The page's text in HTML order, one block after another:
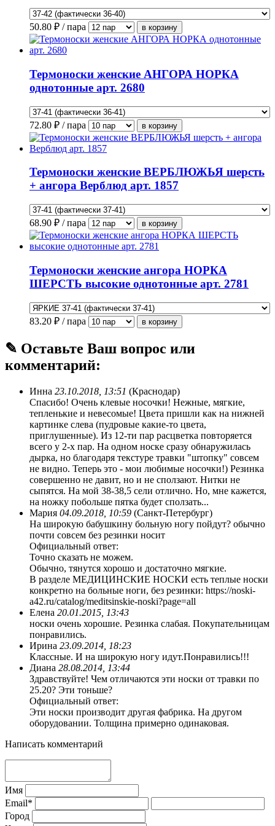
50.80 ₽ / пара
Термоноски женские АНГОРА НОРКА
однотонные арт. 2680
72.80 ₽ / пара
Термоноски женские ВЕРБЛЮЖЬЯ шерсть
+ ангора Верблюд арт. 1857
68.90 ₽ / пара
Термоноски женские ангора НОРКА
ШЕРСТЬ высокие однотонные арт. 2781
83.20 ₽ / пара
✎ Оставьте Ваш вопрос или
комментарий:
Инна 23.10.2018, 13:51 (Краснодар)
Спасибо! Очень клевые носочки! Нежные, мягкие,
тепленькие и невесомые! Цвета пришли как на нижней
картинке слева (пудровые какие-то цвета,
приглушенные). Из 12-ти пар расцветка повторяется
всего у 2-х пар. На одном носке сразу обнаружилась
дырка, но благодаря текстуре травки "штопку" совсем
не видно. Теперь это - мои любимые носочки!) Резинка
совершенно не давит, но и не сползают. Нитки не
сыпятся. На мой 38-38,5 сели отлично. Но, мне кажется,
на ножку побольше пятка будет сползать...
Мария 04.09.2018, 10:59 (Санкт-Петербург)
На широкую бабушкину больную ногу пойдут? обычно
почти совсем без резинки носит
Официальный ответ:
Точно сказать не можем.
Обычно, тянутся хорошо и достаточно мягкие.
В разделе МЕДИЦИНСКИЕ НОСКИ есть теплые носки
конкретно на больные ноги, без резинки: https://noski-
a42.ru/catalog/meditsinskie-noski?page=all
Елена 20.01.2015, 13:43
носки очень хорошие. Резинка слабая. Покупательницам
понравились.
Ирина 23.09.2014, 18:23
Классные. И на широкую ногу идут.Понравились!!!
Диана 28.08.2014, 13:44
Здравствуйте! Чем отличаются эти носки от травки по
25.20? Эти тоньше?
Официальный ответ:
Эти носки производит другая фабрика. На другом
оборудовании. Толщина примерно одинаковая.
Написать комментарий
Имя
Email*
Город